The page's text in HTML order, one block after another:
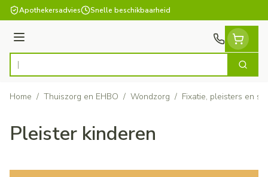
Ga naar de inhoud
Apothekersadvies Snelle beschikbaarheid
Menu
Product, merk, categorie... Zoek
Home / Thuiszorg en EHBO / Wondzorg / Fixatie, pleisters en
Pleister kinderen